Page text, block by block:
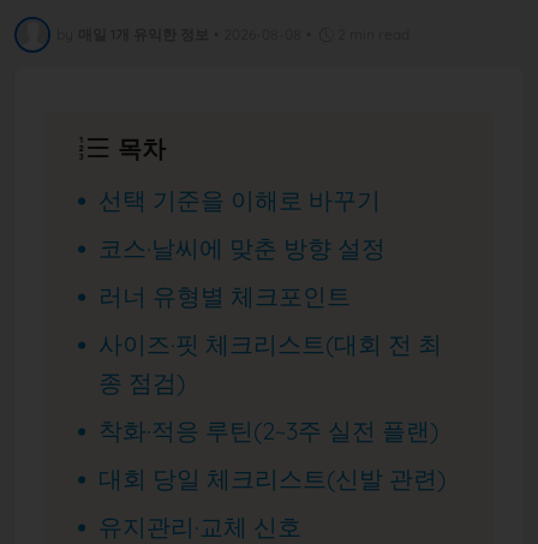
목차
선택 기준을 이해로 바꾸기
코스·날씨에 맞춘 방향 설정
러너 유형별 체크포인트
사이즈·핏 체크리스트(대회 전 최
종 점검)
착화·적응 루틴(2~3주 실전 플랜)
대회 당일 체크리스트(신발 관련)
유지관리·교체 신호